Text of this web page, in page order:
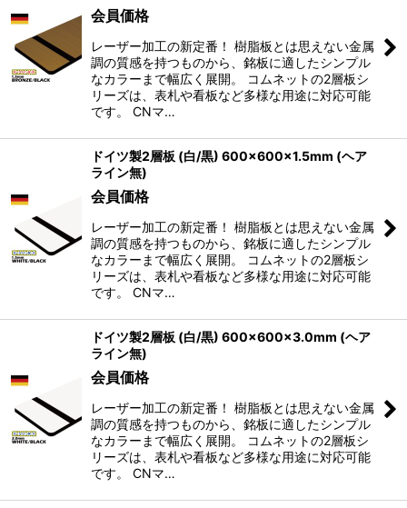
会員価格
レーザー加工の新定番！ 樹脂板とは思えない金属
調の質感を持つものから、銘板に適したシンプル
なカラーまで幅広く展開。 コムネットの2層板シ
リーズは、表札や看板など多様な用途に対応可能
です。 CNマ…
ドイツ製2層板 (白/黒) 600×600×1.5mm (ヘア
ライン無)
会員価格
レーザー加工の新定番！ 樹脂板とは思えない金属
調の質感を持つものから、銘板に適したシンプル
なカラーまで幅広く展開。 コムネットの2層板シ
リーズは、表札や看板など多様な用途に対応可能
です。 CNマ…
ドイツ製2層板 (白/黒) 600×600×3.0mm (ヘア
ライン無)
会員価格
レーザー加工の新定番！ 樹脂板とは思えない金属
調の質感を持つものから、銘板に適したシンプル
なカラーまで幅広く展開。 コムネットの2層板シ
リーズは、表札や看板など多様な用途に対応可能
です。 CNマ…